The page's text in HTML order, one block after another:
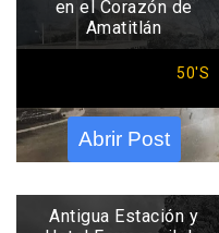
en el Corazón de
Amatitlán
50'S
Abrir Post
Antigua Estación y